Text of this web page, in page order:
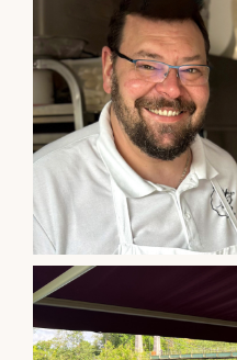
Professionnels
RECHERCHER: